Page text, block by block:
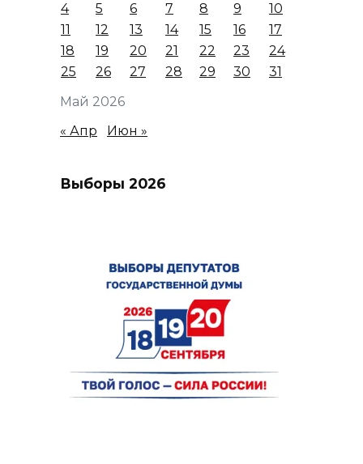
Май 2026
4
5 6 7 8 9
10
11
12 13 14 15 16
17
18
19 20 21 22 23
24
25
26 27 28 29 30 31
« Апр Июн »
Выборы 2026